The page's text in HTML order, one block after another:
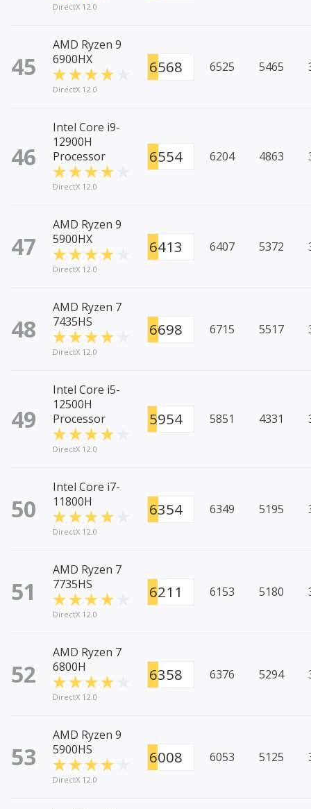
DirectX 12.0
45
AMD Ryzen 9
6900HX
DirectX 12.0
6568 6525 5465
46
Intel Core i9-
12900H
Processor
DirectX 12.0
6554 6204 4863
47
AMD Ryzen 9
5900HX
DirectX 12.0
6413 6407 5372
48
AMD Ryzen 7
7435HS
DirectX 12.0
6698 6715 5517
49
Intel Core i5-
12500H
Processor
DirectX 12.0
5954 5851 4331
50
Intel Core i7-
11800H
DirectX 12.0
6354 6349 5195
51
AMD Ryzen 7
7735HS
DirectX 12.0
6211 6153 5180
52
AMD Ryzen 7
6800H
DirectX 12.0
6358 6376 5294
53
AMD Ryzen 9
5900HS
DirectX 12.0
6008 6053 5125